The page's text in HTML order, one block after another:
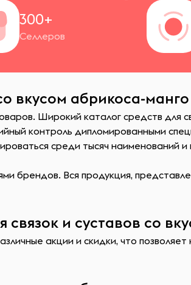
300+
Селлеров
вкусом абрикоса-
Широкий каталог средств для
контроль дипломированными
среди тысяч
брендов. Вся продукция,
и суставов со
акции и скидки, что